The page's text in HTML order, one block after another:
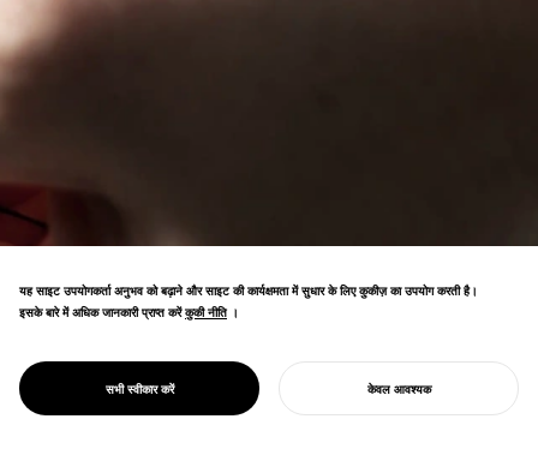
PROJECT
OCICA
क्षेत्र समुदाय के पुनरुद्धार और टिकाऊ आजीविका का
यह साइट उपयोगकर्ता अनुभव को बढ़ाने और साइट की कार्यक्षमता में सुधार के लिए कुकीज़ का उपयोग करती है।
इसके बारे में अधिक जानकारी प्राप्त करें कुकी नीति
कुकी नीति ।
सभी स्वीकार करें केवल आवश्यक